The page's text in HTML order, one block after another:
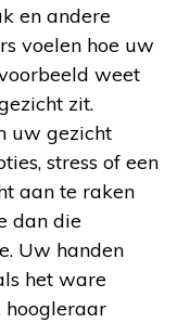
en andere
voelen hoe uw
weet
zit.
uw gezicht
stress of een
aan te raken
dan die
Uw handen
het ware
hoogleraar